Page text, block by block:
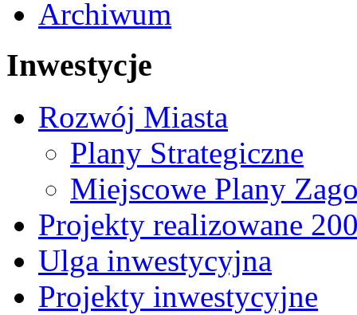
Archiwum
Inwestycje
Rozwój Miasta
Plany Strategiczne
Miejscowe Plany
Projekty realizowane
Ulga inwestycyjna
Projekty inwestycyjne